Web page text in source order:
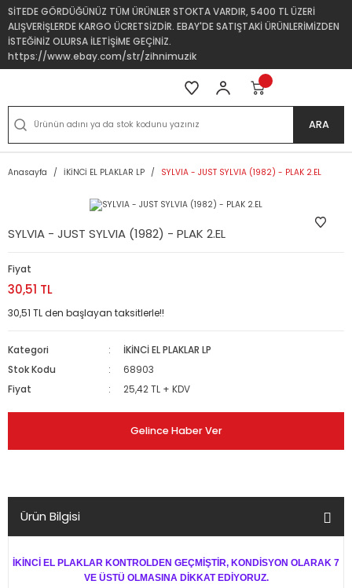
SİTEDE GÖRDÜĞÜNÜZ TÜM ÜRÜNLER STOKTA VARDIR, 5400 TL ÜZERİ
ALIŞVERİŞLERDE KARGO ÜCRETSİZDİR. EBAY'DE SATIŞTAKİ ÜRÜNLERİMİZDEN
İSTEĞİNİZ OLURSA İLETİŞİME GEÇİNİZ.
https://www.ebay.com/str/zihnimuzik
ARA
Anasayfa İKİNCİ EL PLAKLAR LP SYLVIA - JUST SYLVIA (1982) - PLAK 2.EL
SYLVIA - JUST SYLVIA (1982) - PLAK 2.EL
Fiyat
30,51 TL
30,51 TL den başlayan taksitlerle!!
Kategori
İKİNCİ EL PLAKLAR LP
Stok Kodu
68903
Fiyat
25,42 TL + KDV
Gelince Haber Ver
Ürün Bilgisi
İKİNCİ EL PLAKLAR KONTROLDEN GEÇMİŞTİR, KONDİSYON OLARAK 7
VE ÜSTÜ OLMASINA DİKKAT EDİYORUZ.